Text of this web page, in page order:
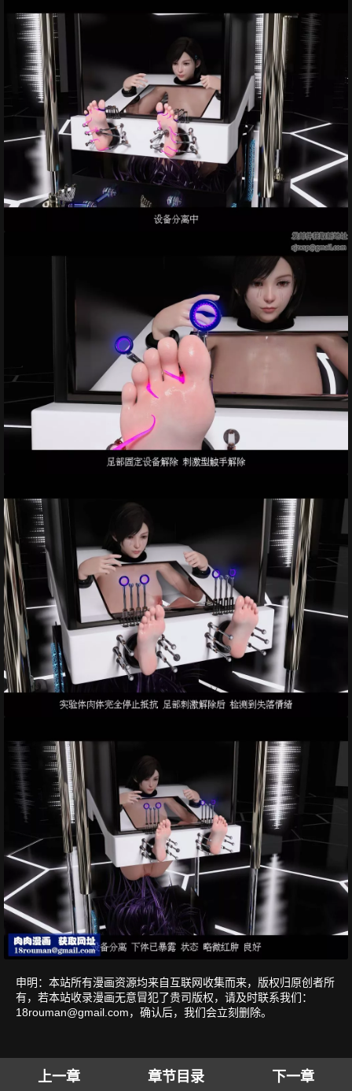
上一章 章节目录 下一章
申明：本站所有漫画资源均来自互联网收集而来，版权归原创者所
有，若本站收录漫画无意冒犯了贵司版权，请及时联系我们：
18rouman@gmail.com，确认后，我们会立刻删除。